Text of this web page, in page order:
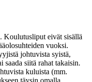
Koulutusliput eivät sisällä
vuoksi.
johtuvista syistä,
siitä rahat takaisin.
kuluista (mm.